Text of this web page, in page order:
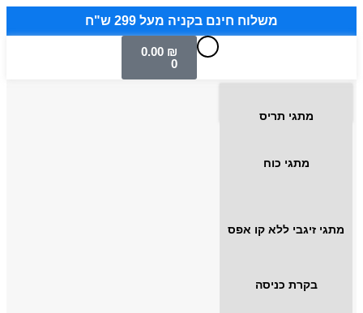
משלוח חינם בקניה מעל 299 ש"ח
0.00 ₪
0
מתגי תריס
מתגי כוח
מתגי זיגבי ללא קו אפס
בקרת כניסה